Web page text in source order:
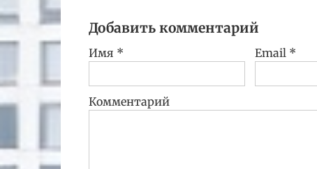
Добавить комментарий
Имя * Email *
Комментарий